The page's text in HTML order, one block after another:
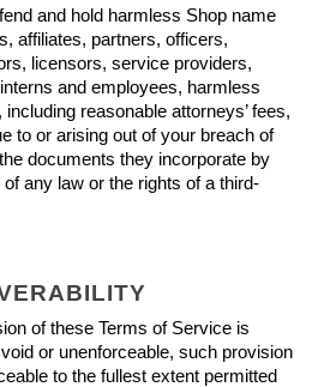
and hold harmless Shop name
affiliates, partners, officers,
licensors, service providers,
and employees, harmless
reasonable attorneys’ fees,
to or arising out of your breach of
documents they incorporate by
any law or the rights of a third-
of these Terms of Service is
or unenforceable, such provision
to the fullest extent permitted